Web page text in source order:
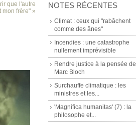
NOTES RÉCENTES
Climat : ceux qui "rabâchent
comme des ânes"
Incendies : une catastrophe
nullement imprévisible
Rendre justice à la pensée de
Marc Bloch
Surchauffe climatique : les
ministres et les...
'Magnifica humanitas' (7) : la
philosophe et...
que l'autre
mon frère" »